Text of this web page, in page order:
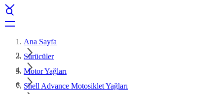
Ana Sayfa
Sürücüler
Motor Yağları
Shell Advance Motosiklet Yağları